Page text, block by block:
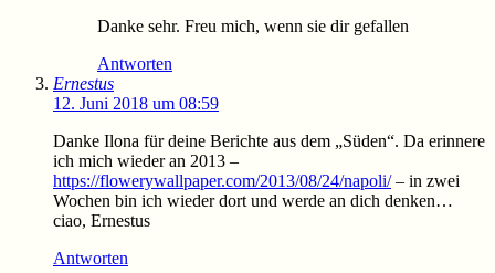
Danke sehr. Freu mich, wenn sie dir gefallen
Antworten
Ernestus
12. Juni 2018 um 08:59
Danke Ilona für deine Berichte aus dem „Süden“. Da erinnere
ich mich wieder an 2013 –
https://flowerywallpaper.com/2013/08/24/napoli/– in zwei
Wochen bin ich wieder dort und werde an dich denken…
ciao, Ernestus
Antworten